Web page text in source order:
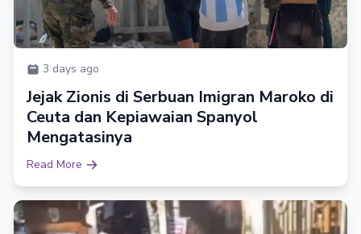
3 days ago
Jejak Zionis di Serbuan Imigran Maroko di
Ceuta dan Kepiawaian Spanyol
Mengatasinya
Read More